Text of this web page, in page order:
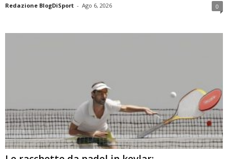
Redazione BlogDiSport - Ago 6, 2026 0